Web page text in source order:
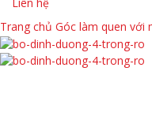
Trang chủ Góc làm quen với